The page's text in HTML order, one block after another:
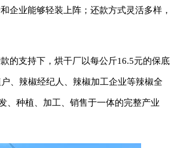
企业能够轻装上阵；还款方式灵活多样，
的支持下，烘干厂以每公斤16.5元的保底
、辣椒经纪人、辣椒加工企业等辣椒全
、种植、加工、销售于一体的完整产业